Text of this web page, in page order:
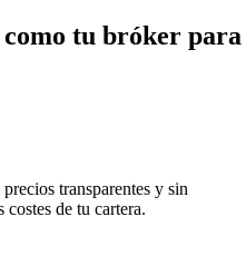
tu bróker para
transparentes y sin
de tu cartera.